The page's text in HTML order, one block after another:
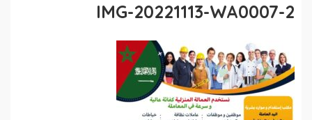
IMG-20221113-WA0007-2